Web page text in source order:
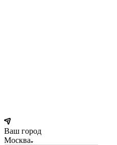
Ваш город
Москва